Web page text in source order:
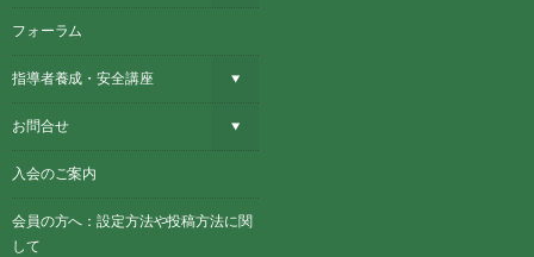
フォーラム
指導者養成・安全講座
お問合せ
入会のご案内
会員の方へ：設定方法や投稿方法に関
して